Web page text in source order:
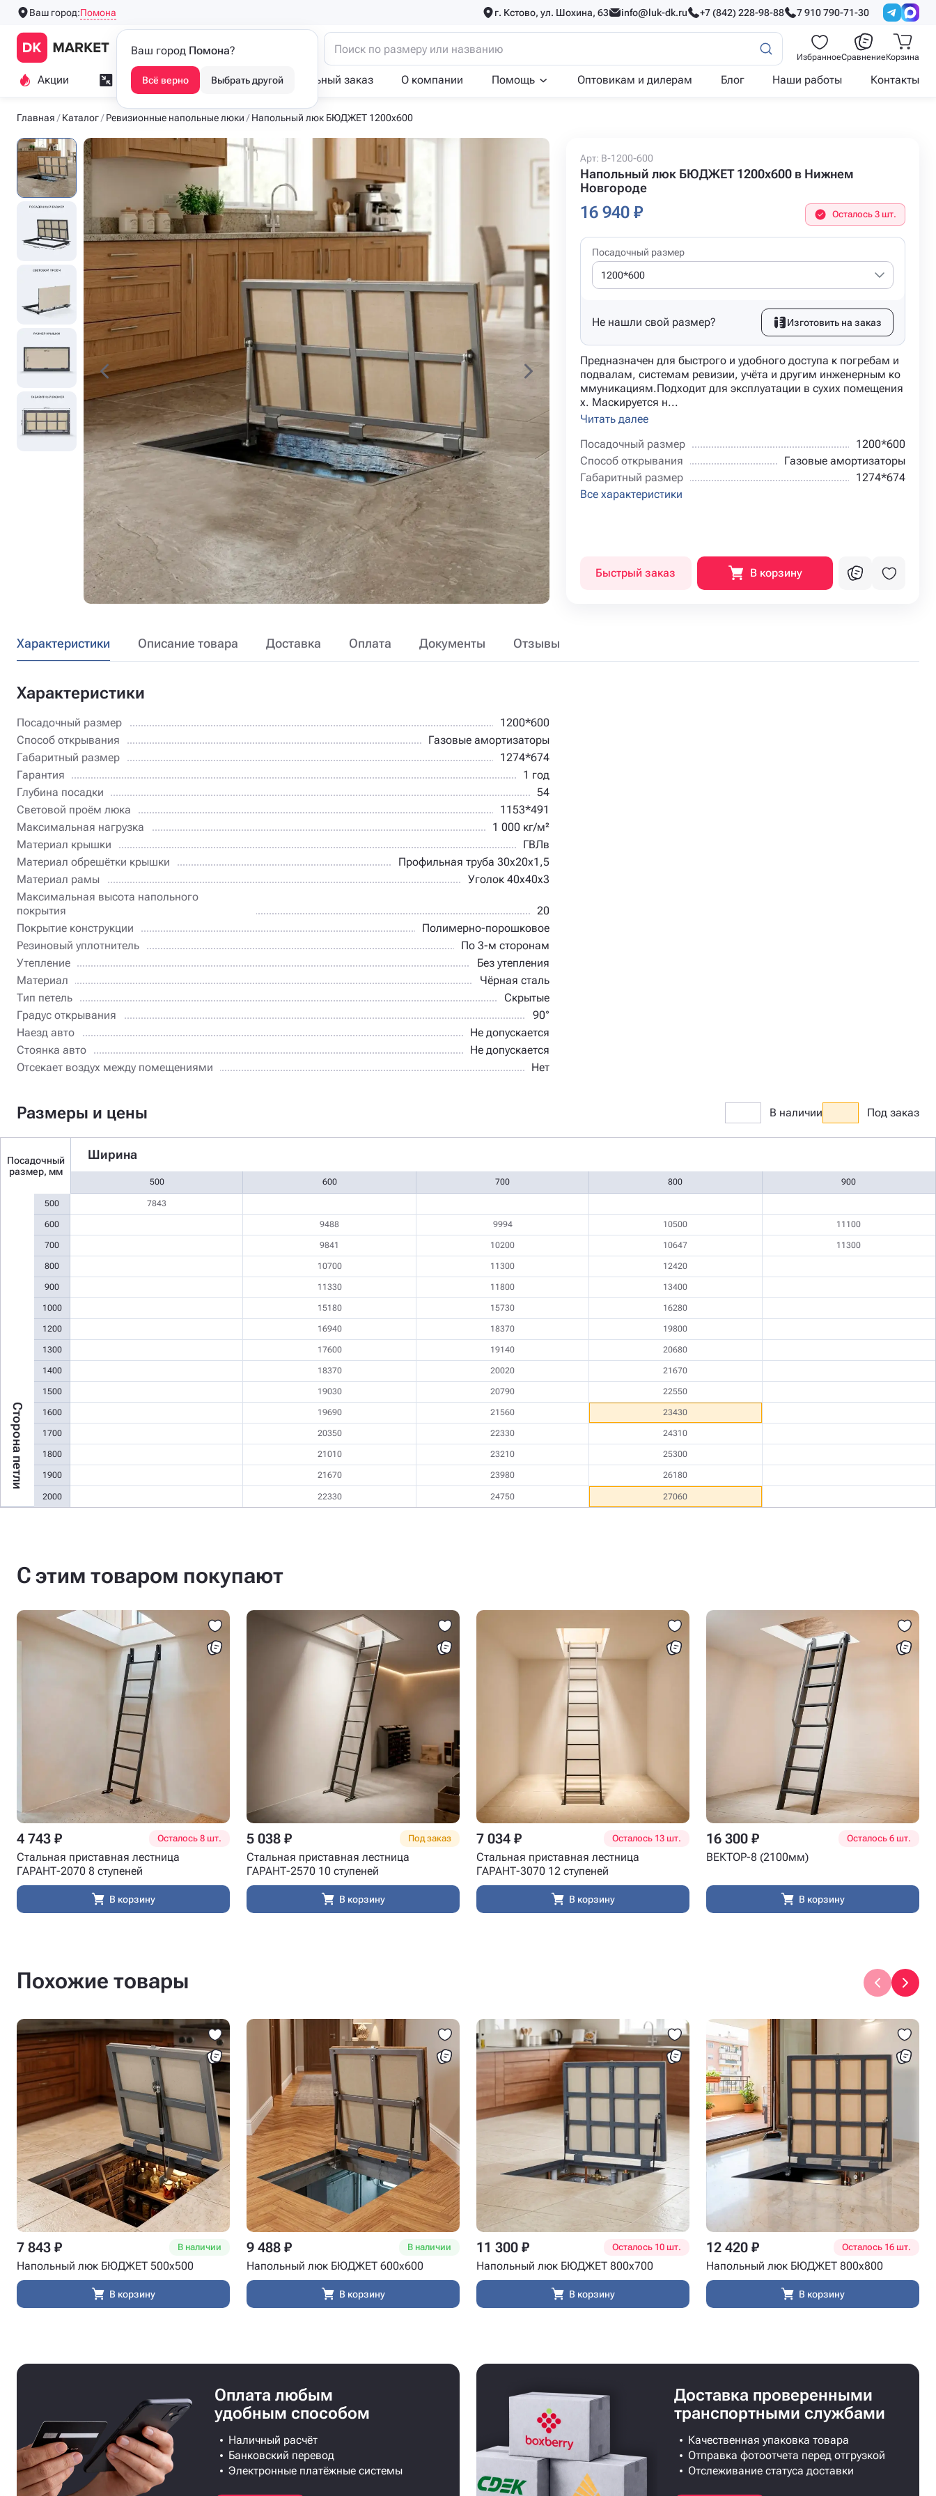
Ваш город:Помона г. Кстово, ул. Шохина, 63 info@luk-dk.ru +7 (842) 228-98-88 7 910 790-71-30
люки с 2016 года
ИзбранноеСравнениеКорзина
Акции Замер и монтаж Индивидуальный заказ О компании Помощь Оптовикам и дилерам Блог Наши работы Контакты
Главная Каталог Ревизионные напольные люки Напольный люк БЮДЖЕТ 1200x600
Арт: B-1200-600
Напольный люк БЮДЖЕТ 1200x600 в Нижнем
Новгороде
16 940 ₽ Осталось 3 шт.
Посадочный размер
1200*600
Не нашли свой размер? Изготовить на заказ
Предназначен для быстрого и удобного доступа к погребам и
подвалам, системам ревизии, учёта и другим инженерным ко
ммуникациям.Подходит для эксплуатации в сухих помещения
х. Маскируется н...
Читать далее
Посадочный размер
1200*600
Способ открывания
Газовые амортизаторы
Габаритный размер
1274*674
Все характеристики
Быстрый заказ В корзину
Характеристики Описание товара Доставка Оплата Документы Отзывы
Характеристики
Посадочный размер
1200*600
Способ открывания
Газовые амортизаторы
Габаритный размер
1274*674
Гарантия
1 год
Глубина посадки
54
Световой проём люка
1153*491
Максимальная нагрузка
1 000 кг/м²
Материал крышки
ГВЛв
Материал обрешётки крышки
Профильная труба 30х20х1,5
Материал рамы
Уголок 40х40х3
Максимальная высота напольного
покрытия
20
Покрытие конструкции
Полимерно-порошковое
Резиновый уплотнитель
По 3-м сторонам
Утепление
Без утепления
Материал
Чёрная сталь
Тип петель
Скрытые
Градус открывания
90°
Наезд авто
Не допускается
Стоянка авто
Не допускается
Отсекает воздух между помещениями
Нет
Размеры и цены В наличии Под заказ
Посадочный
размер, мм
Ширина
500 600 700 800 900
Сторона петли
500
600
700
800
900
1000
1200
1300
1400
1500
1600
1700
1800
1900
2000
7843
9488 9994 10500 11100
9841 10200 10647 11300
10700 11300 12420
11330 11800 13400
15180 15730 16280
16940 18370 19800
17600 19140 20680
18370 20020 21670
19030 20790 22550
19690 21560 23430
20350 22330 24310
21010 23210 25300
21670 23980 26180
22330 24750 27060
С этим товаром покупают
4 743 ₽ Осталось 8 шт.
Стальная приставная лестница
ГАРАНТ-2070 8 ступеней
В корзину
5 038 ₽ Под заказ
Стальная приставная лестница
ГАРАНТ-2570 10 ступеней
В корзину
7 034 ₽ Осталось 13 шт.
Стальная приставная лестница
ГАРАНТ-3070 12 ступеней
В корзину
16 300 ₽ Осталось 6 шт.
ВЕКТОР-8 (2100мм)
В корзину
Похожие товары
7 843 ₽ В наличии
Напольный люк БЮДЖЕТ 500x500
В корзину
9 488 ₽ В наличии
Напольный люк БЮДЖЕТ 600x600
В корзину
11 300 ₽ Осталось 10 шт.
Напольный люк БЮДЖЕТ 800x700
В корзину
12 420 ₽ Осталось 16 шт.
Напольный люк БЮДЖЕТ 800x800
В корзину
Оплата любым
удобным способом
Наличный расчёт
Банковский перевод
Электронные платёжные системы
Доставка проверенными
транспортными службами
Качественная упаковка товара
Отправка фотоотчета перед отгрузкой
Отслеживание статуса доставки
Ваш город Помона?
Всё верно Выбрать другой